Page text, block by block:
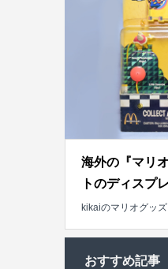
海外の『マリ
トのディスプ
kikaiのマリオグッ
おすすめ記事